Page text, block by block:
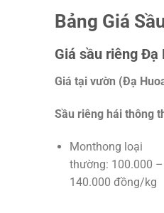
Bảng Giá
Giá sầu riêng Đạ
Giá tại vườn (Đạ
Sầu riêng hái thông
Monthong loại
thường: 100.000 –
140.000 đồng/kg